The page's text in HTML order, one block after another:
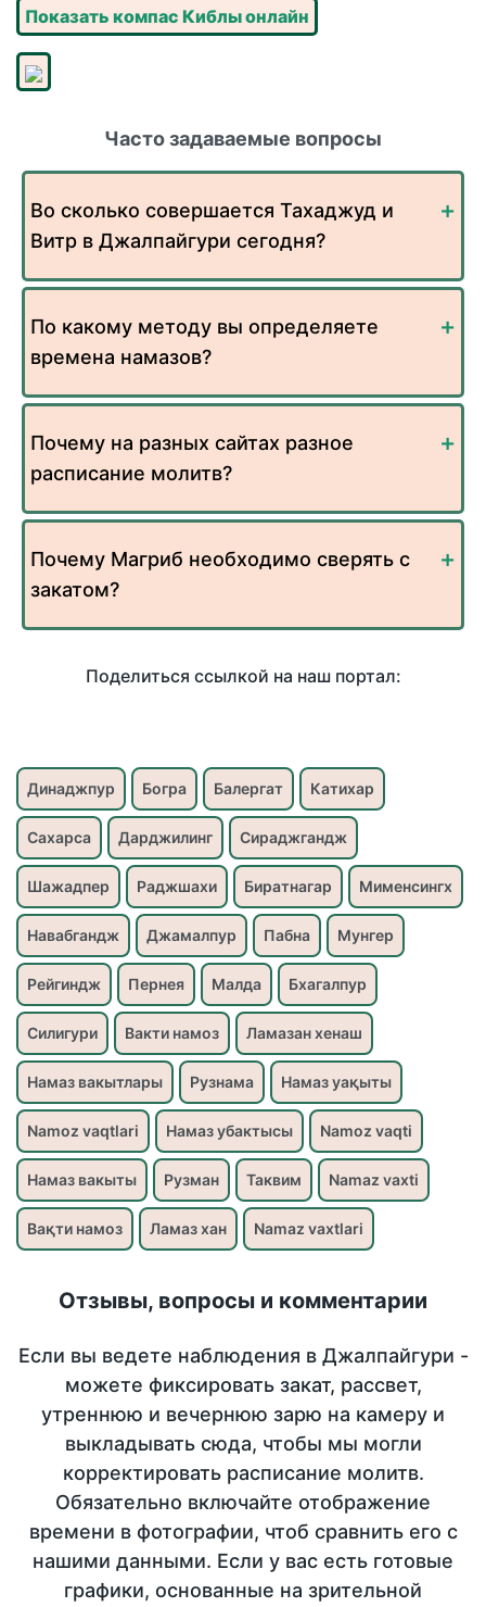
Показать компас Киблы онлайн
Часто задаваемые вопросы
Во сколько совершается Тахаджуд и
Витр в Джалпайгури сегодня?
По какому методу вы определяете
времена намазов?
Почему на разных сайтах разное
расписание молитв?
Почему Магриб необходимо сверять с
закатом?
Поделиться ссылкой на наш портал:
Динаджпур Богра Балергат Катихар
Сахарса Дарджилинг Сираджгандж
Шажадпер Раджшахи Биратнагар Мименсингх
Навабгандж Джамалпур Пабна Мунгер
Рейгиндж Пернея Малда Бхагалпур
Силигури Вакти намоз Ламазан хенаш
Намаз вакытлары Рузнама Намаз уақыты
Namoz vaqtlari Намаз убактысы Namoz vaqti
Намаз вакыты Рузман Таквим Namaz vaxti
Вақти намоз Ламаз хан Namaz vaxtlari
Отзывы, вопросы и комментарии
Если вы ведете наблюдения в Джалпайгури -
можете фиксировать закат, рассвет,
утреннюю и вечернюю зарю на камеру и
выкладывать сюда, чтобы мы могли
корректировать расписание молитв.
Обязательно включайте отображение
времени в фотографии, чтоб сравнить его с
нашими данными. Если у вас есть готовые
графики, основанные на зрительной